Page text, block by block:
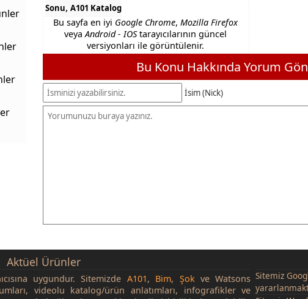
Sonu, A101 Katalog
Bu sayfa en iyi Google Chrome,Mozilla Firefox
veyaAndroid - IOStarayıcılarının güncel
versiyonları ile görüntülenir.
Bu Konu Hakkında Yorum
İsim (Nick)
Aktüel Ürünler
uygundur. Sitemizde A101, Bim, Şokve Watsons
videolu katalog/ürün anlatımları, infografikler ve
Sitemiz